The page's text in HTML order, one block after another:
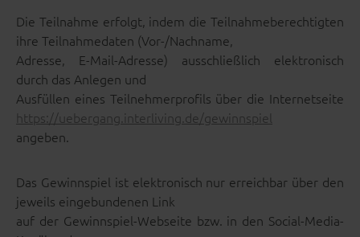
Die Teilnahme erfolgt, indem die Teilnahmeberechtigten
ihre Teilnahmedaten (Vor-/Nachname,
Adresse, E-Mail-Adresse) ausschließlich elektronisch
durch das Anlegen und
Ausfüllen eines Teilnehmerprofils über die Internetseite
https://uebergang.interliving.de/gewinnspiel
angeben.
Das Gewinnspiel ist elektronisch nur erreichbar über den
jeweils eingebundenen Link
auf der Gewinnspiel-Webseite bzw. in den Social-Media-